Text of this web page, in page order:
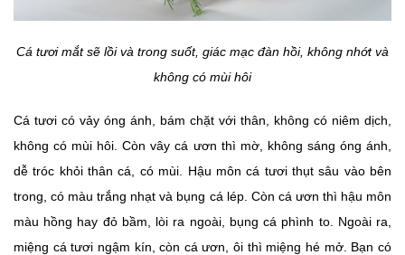
Cá tươi mắt sẽ lồi và trong suốt, giác mạc đàn hồi, không nhớt và
không có mùi hôi
Cá tươi có vảy óng ánh, bám chặt với thân, không có niêm dịch,
không có mùi hôi. Còn vây cá ươn thì mờ, không sáng óng ánh,
dễ tróc khỏi thân cá, có mùi. Hậu môn cá tươi thụt sâu vào bên
trong, có màu trắng nhạt và bụng cá lép. Còn cá ươn thì hậu môn
màu hồng hay đỏ bầm, lòi ra ngoài, bụng cá phình to. Ngoài ra,
miệng cá tươi ngậm kín, còn cá ươn, ôi thì miệng hé mở. Bạn có